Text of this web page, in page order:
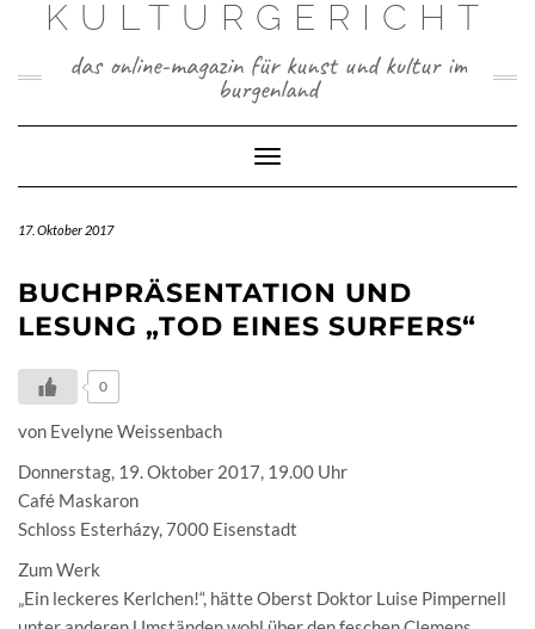
KULTURGERICHT
das online-magazin für kunst und kultur im
burgenland
Toggle
Navigation
17. Oktober 2017
BUCHPRÄSENTATION UND
LESUNG „TOD EINES SURFERS“
0
von Evelyne Weissenbach
Donnerstag, 19. Oktober 2017, 19.00 Uhr
Café Maskaron
Schloss Esterházy, 7000 Eisenstadt
Zum Werk
„Ein leckeres Kerlchen!“, hätte Oberst Doktor Luise Pimpernell